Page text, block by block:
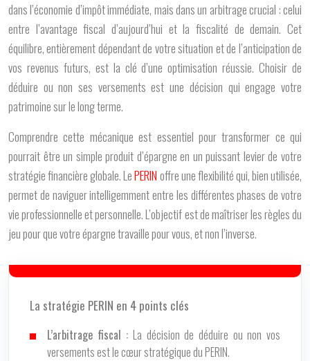
dans l’économie d’impôt immédiate, mais dans un arbitrage crucial : celui
entre l’avantage fiscal d’aujourd’hui et la fiscalité de demain. Cet
équilibre, entièrement dépendant de votre situation et de l’anticipation de
vos revenus futurs, est la clé d’une optimisation réussie. Choisir de
déduire ou non ses versements est une décision qui engage votre
patrimoine sur le long terme.
Comprendre cette mécanique est essentiel pour transformer ce qui
pourrait être un simple produit d’épargne en un puissant levier de votre
stratégie financière globale. LePERIN offre une flexibilité qui, bien utilisée,
permet de naviguer intelligemment entre les différentes phases de votre
vie professionnelle et personnelle. L’objectif est de maîtriser les règles du
jeu pour que votre épargne travaille pour vous, et non l’inverse.
La stratégie PERIN en 4 points clés
L’arbitrage fiscal : La décision de déduire ou non vos
versements est le cœur stratégique du PERIN.